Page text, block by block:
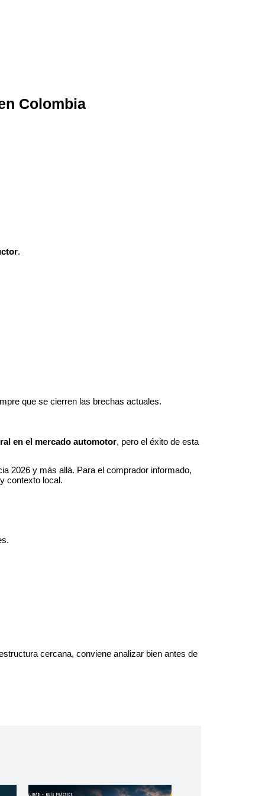
Colombia
.
que se cierren las brechas actuales.
en el mercado automotor, pero el éxito de esta
2026 y más allá. Para el comprador informado,
contexto local.
cercana, conviene analizar bien antes de